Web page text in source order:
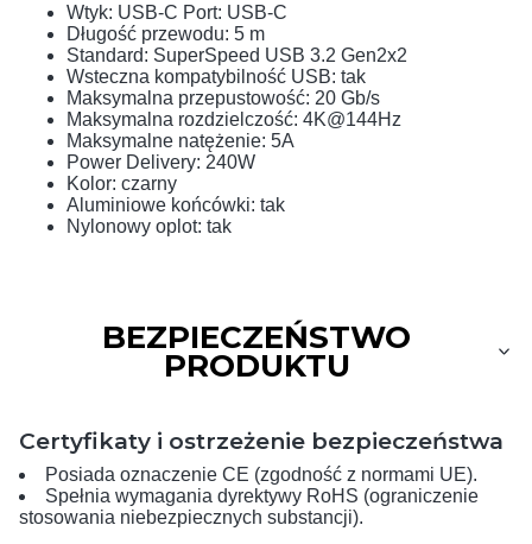
Wtyk: USB-C Port: USB-C
Długość przewodu: 5 m
Standard: SuperSpeed USB 3.2 Gen2x2
Wsteczna kompatybilność USB: tak
Maksymalna przepustowość: 20 Gb/s
Maksymalna rozdzielczość: 4K@144Hz
Maksymalne natężenie: 5A
Power Delivery: 240W
Kolor: czarny
Aluminiowe końcówki: tak
Nylonowy oplot: tak
BEZPIECZEŃSTWO
PRODUKTU
Certyfikaty i ostrzeżenie bezpieczeństwa
Posiada oznaczenie CE (zgodność z normami UE).
Spełnia wymagania dyrektywy RoHS (ograniczenie
stosowania niebezpiecznych substancji).